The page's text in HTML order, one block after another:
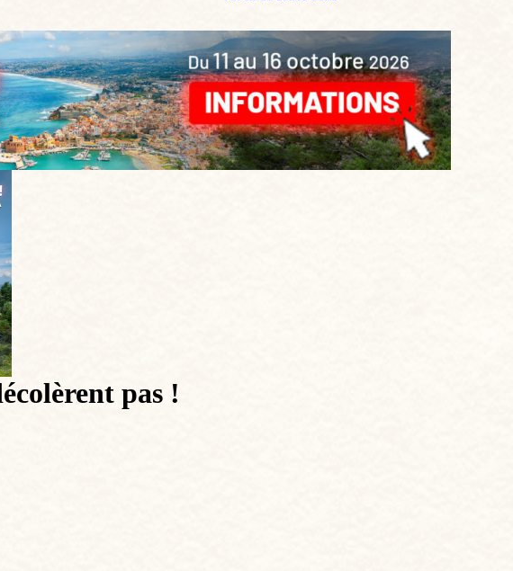
pas !